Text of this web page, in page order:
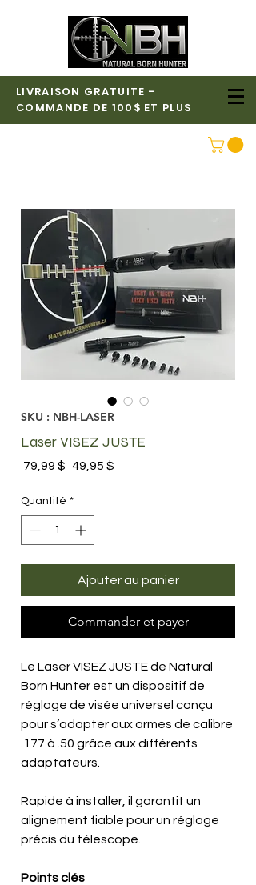
LIVRAISON GRATUITE -
COMMANDE DE 100$ ET PLUS
SKU : NBH-LASER
Laser VISEZ JUSTE
79,99 $ Prix
49,95 $
Quantité *
Ajouter au panier
Commander et payer
Le Laser VISEZ JUSTE de Natural
Born Hunter est un dispositif de
réglage de visée universel conçu
pour s’adapter aux armes de calibre
.177 à .50 grâce aux différents
adaptateurs.
Rapide à installer, il garantit un
alignement fiable pour un réglage
précis du télescope.
Points clés